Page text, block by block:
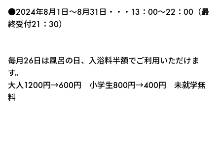
●2024年8月1日～8月31日・・・13：00～22：00（最
終受付21：30）
毎月26日は風呂の日、入浴料半額でご利用いただけま
す。
大人1200円→600円 小学生800円→400円 未就学無
料